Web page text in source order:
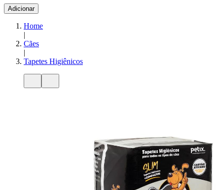
Adicionar
Home
|
Cães
|
Tapetes Higiênicos